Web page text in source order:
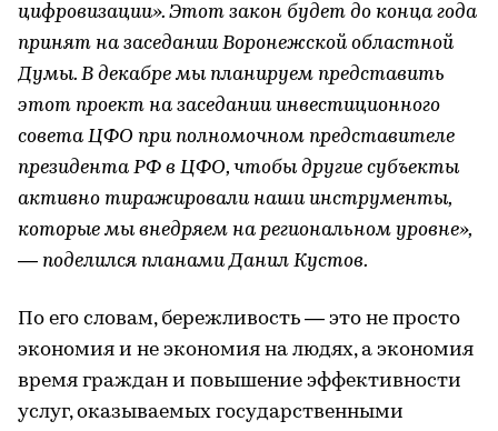
цифровизации». Этот закон будет до конца года
принят на заседании Воронежской областной
Думы. В декабре мы планируем представить
этот проект на заседании инвестиционного
совета ЦФО при полномочном представителе
президента РФ в ЦФО, чтобы другие субъекты
активно тиражировали наши инструменты,
которые мы внедряем на региональном уровне»,
— поделился планами Данил Кустов.
По его словам, бережливость — это не просто
экономия и не экономия на людях, а экономия
время граждан и повышение эффективности
услуг, оказываемых государственными